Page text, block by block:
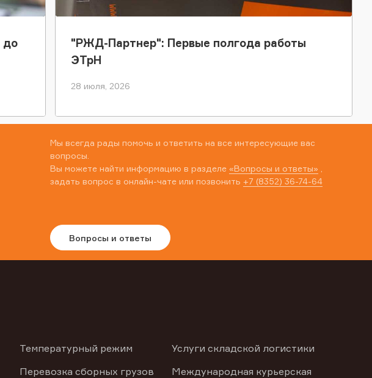
до
"РЖД-Партнер": Первые полгода работы
ЭТрН
28 июля, 2026
Мы всегда рады помочь и ответить на все интересующие вас
вопросы.
Вы можете найти информацию в разделе «Вопросы и ответы»
задать вопрос в онлайн-чате или позвонить +7 (8352) 36-74-64
Вопросы и ответы
Температурный режим
Перевозка сборных грузов
Услуги складской логистики
Международная курьерская